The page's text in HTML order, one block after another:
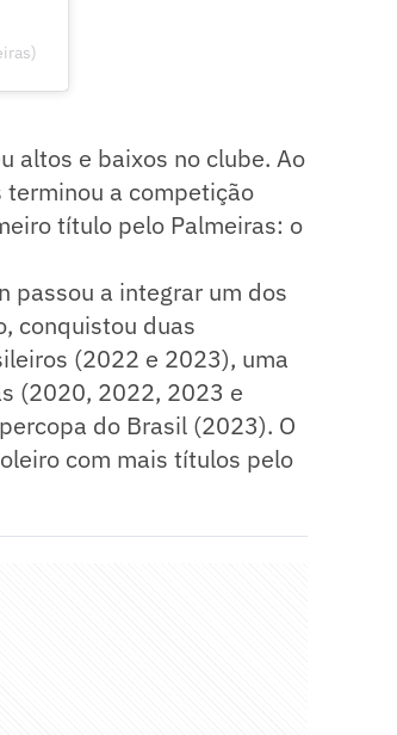
altos e baixos no clube. Ao
terminou a competição
título pelo Palmeiras: o
passou a integrar um dos
conquistou duas
(2022 e 2023), uma
(2020, 2022, 2023 e
do Brasil (2023). O
com mais títulos pelo